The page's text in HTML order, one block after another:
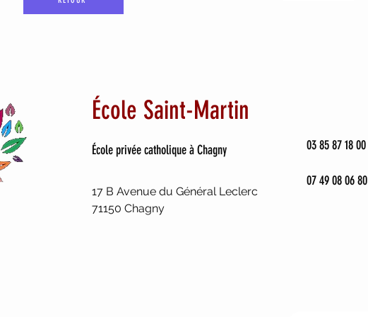
École Saint-Martin
École privée catholique à Chagny
17 B Avenue du Général Leclerc
71150 Chagny
03 85 87 18 00
07 49 08 06 80